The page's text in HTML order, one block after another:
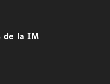
de la IM